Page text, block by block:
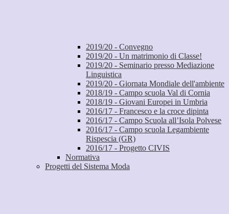
2019/20 - Convegno
2019/20 - Un matrimonio di Classe!
2019/20 - Seminario presso Mediazione
Linguistica
2019/20 - Giornata Mondiale dell'ambiente
2018/19 - Campo scuola Val di Cornia
2018/19 - Giovani Europei in Umbria
2016/17 - Francesco e la croce dipinta
2016/17 - Campo Scuola all’Isola Polvese
2016/17 - Campo scuola Legambiente
Rispescia (GR)
2016/17 - Progetto CIVIS
Normativa
Progetti del Sistema Moda